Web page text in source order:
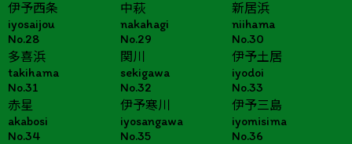
伊予西条
iyosaijou
中萩
nakahagi
新居浜
niihama
No.28
多喜浜
takihama
No.29
関川
sekigawa
No.30
伊予土居
iyodoi
No.31
赤星
akabosi
No.32
伊予寒川
iyosangawa
No.33
伊予三島
iyomisima
No.34
No.35
No.36